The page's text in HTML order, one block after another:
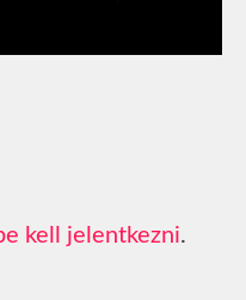
kell jelentkezni.